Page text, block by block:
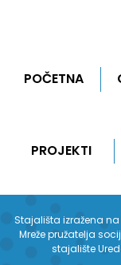
POČETNA
PROJEKTI
Stajališta izražena
Mreže pružatelja
stajalište